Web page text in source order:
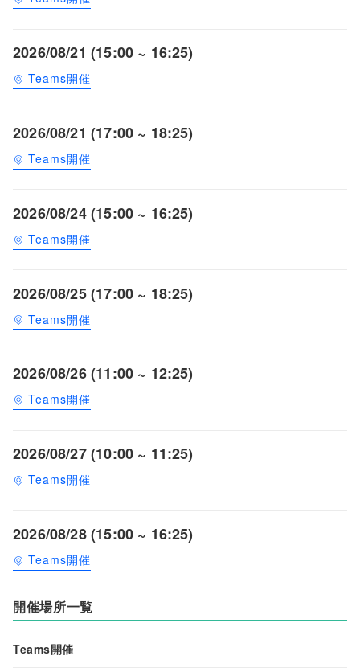
2026/08/21 (15:00 ~ 16:25)
Teams開催
2026/08/21 (17:00 ~ 18:25)
Teams開催
2026/08/24 (15:00 ~ 16:25)
Teams開催
2026/08/25 (17:00 ~ 18:25)
Teams開催
2026/08/26 (11:00 ~ 12:25)
Teams開催
2026/08/27 (10:00 ~ 11:25)
Teams開催
2026/08/28 (15:00 ~ 16:25)
Teams開催
開催場所一覧
Teams開催